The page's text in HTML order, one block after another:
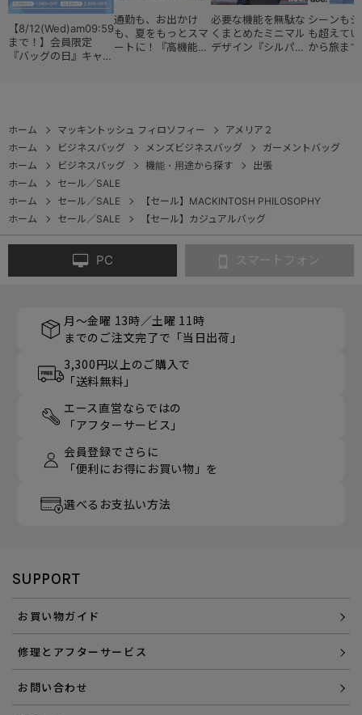
【8/12(Wed)am09:59
まで！】会員限定
『バッグの日』キャン
通勤も、お出かけ
も、夏をもっとスマ
ートに！『高機能レ
必要な機能を無駄な
くまとめたミニマル
デザイン『シルパッ
シーンも
も超えて
から旅ま
ホーム マッキントッシュ フィロソフィー
アメリア２
ホーム
ビジネスバッグ メンズビジネスバッグ
ガーメントバッグ
ホーム
ビジネスバッグ 機能・用途から探す
出張
ホーム
セール／SALE
ホーム
セール／SALE
【セール】MACKINTOSH PHILOSOPHY
ホーム
セール／SALE 【セール】カジュアルバッグ
PC スマートフォン
月～金曜 13時／土曜 11時
までのご注文完了で「当日出荷」
3,300円以上のご購入で
「送料無料」
エース直営ならではの
「アフターサービス」
会員登録でさらに
「便利にお得にお買い物」を
選べるお支払い方法
SUPPORT
お買い物ガイド
修理とアフターサービス
お問い合わせ